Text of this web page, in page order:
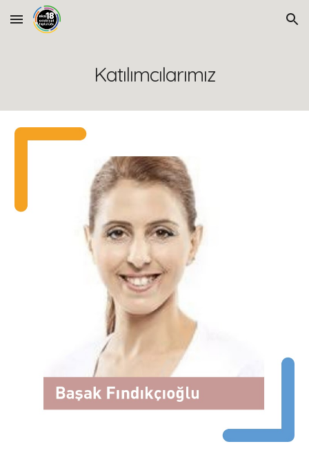
Skip to main content Skip to navigation
Katılımcılarımız